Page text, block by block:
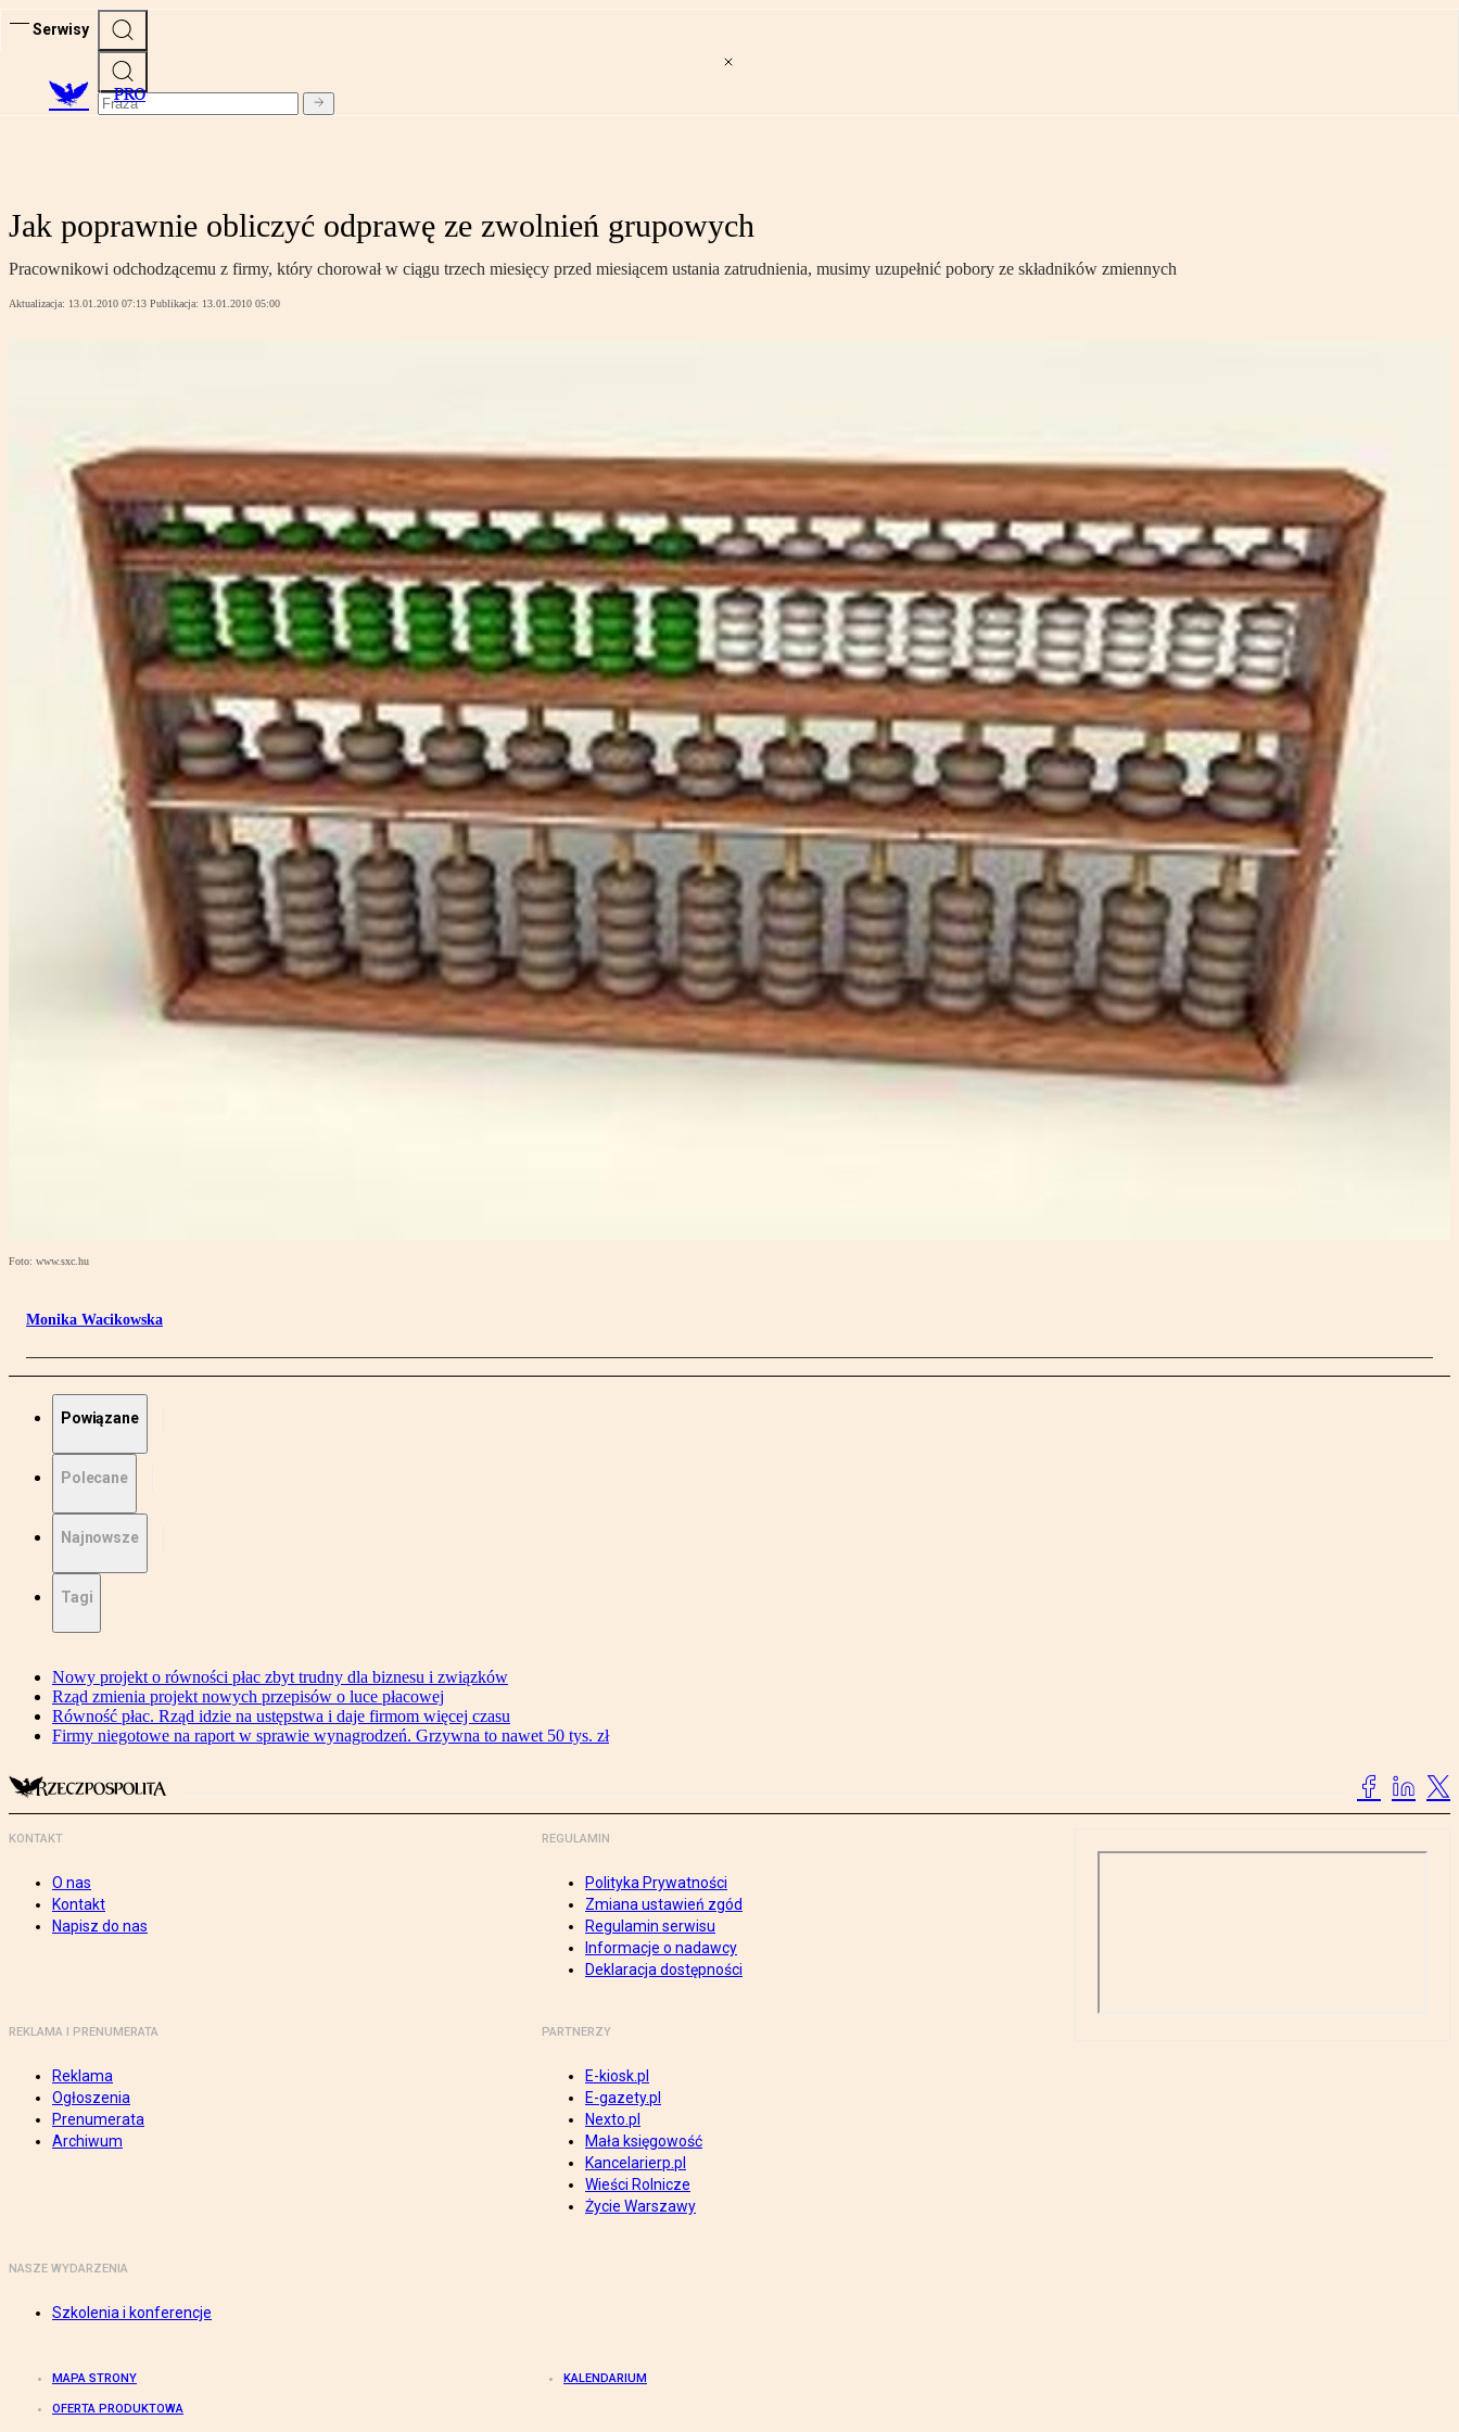
Serwisy
PRO
Jak poprawnie obliczyć odprawę ze zwolnień grupowych
Pracownikowi odchodzącemu z firmy, który chorował w ciągu trzech miesięcy przed miesiącem ustania zatrudnienia, musimy uzupełnić pobory ze składników zmiennych
Aktualizacja: 13.01.2010 07:13 Publikacja: 13.01.2010 05:00
Foto: www.sxc.hu
Monika Wacikowska
Powiązane
Polecane
Najnowsze
Tagi
Nowy projekt o równości płac zbyt trudny dla biznesu i związków
Rząd zmienia projekt nowych przepisów o luce płacowej
Równość płac. Rząd idzie na ustępstwa i daje firmom więcej czasu
Firmy niegotowe na raport w sprawie wynagrodzeń. Grzywna to nawet 50 tys. zł
KONTAKT
O nas
Kontakt
Napisz do nas
REGULAMIN
Polityka Prywatności
Zmiana ustawień zgód
Regulamin serwisu
Informacje o nadawcy
Deklaracja dostępności
REKLAMA I PRENUMERATA
Reklama
Ogłoszenia
Prenumerata
Archiwum
PARTNERZY
E-kiosk.pl
E-gazety.pl
Nexto.pl
Mała księgowość
Kancelarierp.pl
Wieści Rolnicze
Życie Warszawy
NASZE WYDARZENIA
Szkolenia i konferencje
MAPA STRONY KALENDARIUM
OFERTA PRODUKTOWA